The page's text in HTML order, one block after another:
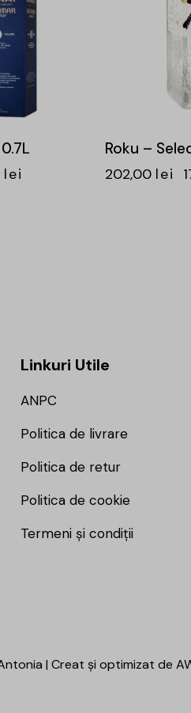
lei
Roku –
202,00 lei
Linkuri Utile
ANPC
Politica de livrare
Politica de retur
Politica de cookie
Termeni și condiții
| Creat și optimizat de